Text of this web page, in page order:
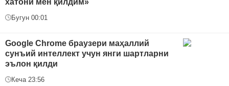
Бугун 00:01
Google Chrome браузери маҳаллий
сунъий интеллект учун янги шартларни
эълон қилди
Кеча 23:56